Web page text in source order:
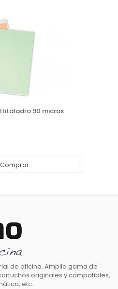
90 micras
Comprar
de oficina. Amplia gama de
originales y compatibles,
etc.